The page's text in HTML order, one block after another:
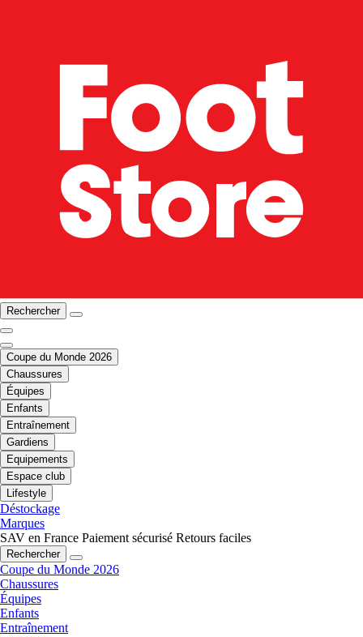
Rechercher
Coupe du Monde 2026
Chaussures
Équipes
Enfants
Entraînement
Gardiens
Equipements
Espace club
Lifestyle
Déstockage
Marques
SAV en France Paiement sécurisé Retours faciles
Rechercher
Coupe du Monde 2026
Chaussures
Équipes
Enfants
Entraînement